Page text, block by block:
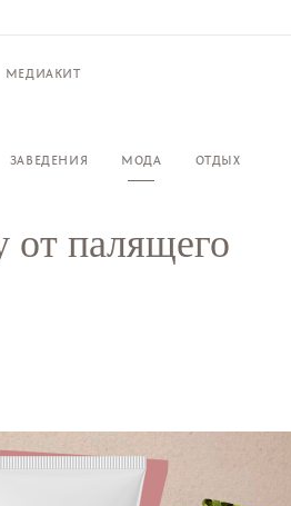
МЕДИАКИТ
ЗАВЕДЕНИЯ МОДА ОТДЫХ
от палящего